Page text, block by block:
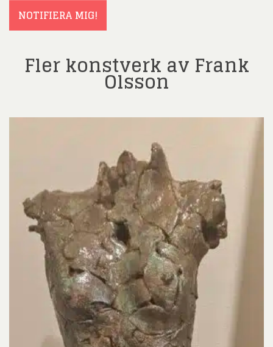
NOTIFIERA MIG!
Fler konstverk av Frank
Olsson